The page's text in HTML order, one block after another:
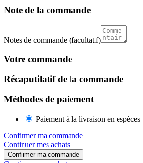
Note de la commande
Notes de commande (facultatif)
Votre commande
Récaputilatif de la commande
Méthodes de paiement
Paiement à la livraison en espèces
Confirmer ma commande
Continuer mes achats
Confirmer ma commande